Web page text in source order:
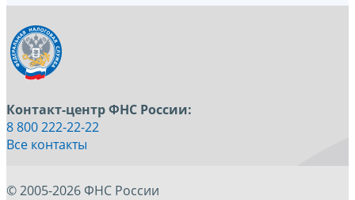
Контакт-центр ФНС России:
8 800 222-22-22
Все контакты
© 2005-2026 ФНС России